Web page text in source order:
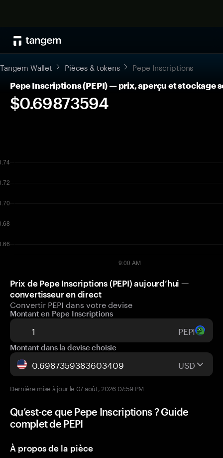
Tangem Wallet Pièces & tokens Pepe Inscriptions
Pepe Inscriptions (PEPI) — prix, aperçu et stockage
$0.69873594
Prix de Pepe Inscriptions (PEPI) aujourd’hui —
convertisseur en direct
Convertir PEPI dans votre devise
Montant en Pepe Inscriptions
PEPI
Montant dans la devise choisie
USD
Dernière mise à jour le 07 août, 2026 07:59 PM
Qu’est-ce que Pepe Inscriptions ? Guide
complet de PEPI
À propos de la pièce